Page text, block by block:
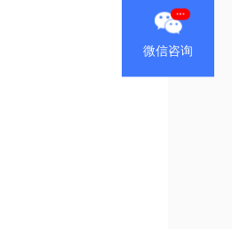
微信咨询